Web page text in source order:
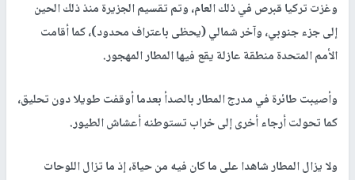
وغزت تركيا قبرص في ذلك العام، وتم تقسيم الجزيرة منذ ذلك الحين
إلى جزء جنوبي، وآخر شمالي (يحظى باعتراف محدود)، كما أقامت
الأمم المتحدة منطقة عازلة يقع فيها المطار المهجور.
وأصيبت طائرة في مدرج المطار بالصدأ بعدما أوقفت طويلا دون تحليق،
كما تحولت أرجاء أخرى إلى خراب تستوطنه أعشاش الطيور.
ولا يزال المطار شاهدا على ما كان فيه من حياة، إذ ما تزال اللوحات